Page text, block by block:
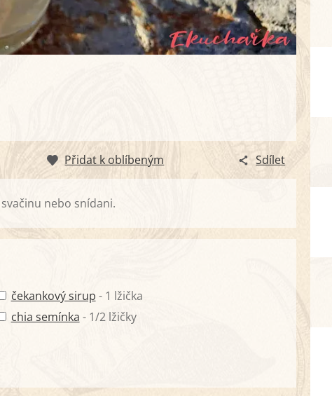
Přidat k oblíbeným Sdílet
nebo snídani.
čekankový sirup - 1 lžička
chia semínka - 1/2 lžičky